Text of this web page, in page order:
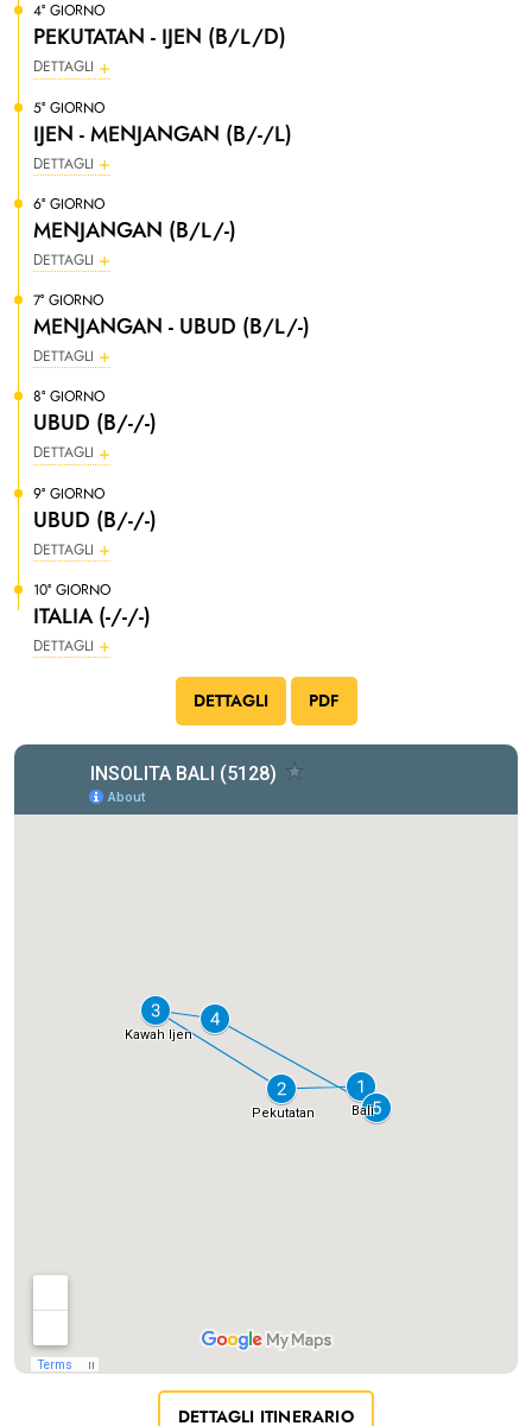
4° GIORNO
PEKUTATAN - IJEN (B/L/D)
DETTAGLI
5° GIORNO
IJEN - MENJANGAN (B/-/L)
DETTAGLI
6° GIORNO
MENJANGAN (B/L/-)
DETTAGLI
7° GIORNO
MENJANGAN - UBUD (B/L/-)
DETTAGLI
8° GIORNO
UBUD (B/-/-)
DETTAGLI
9° GIORNO
UBUD (B/-/-)
DETTAGLI
10° GIORNO
ITALIA (-/-/-)
DETTAGLI
DETTAGLI PDF
DETTAGLI ITINERARIO